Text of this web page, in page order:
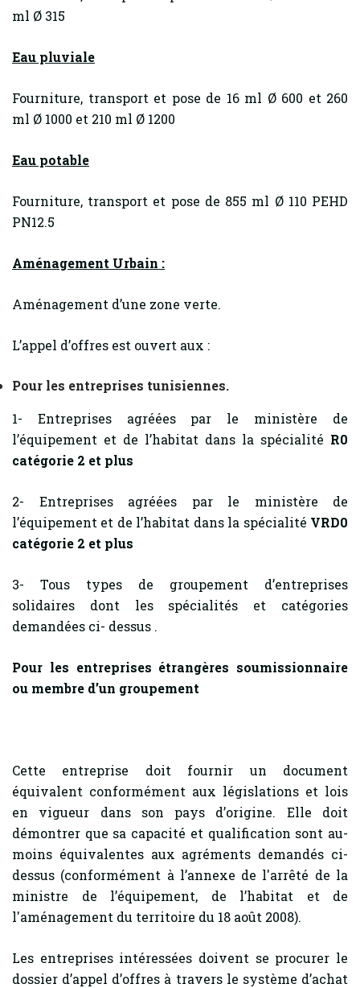
ml Ø 315
Eau pluviale
Fourniture, transport et pose de 16 ml Ø 600 et 260
ml Ø 1000 et 210 ml Ø 1200
Eau potable
Fourniture, transport et pose de 855 ml Ø 110 PEHD
PN12.5
Aménagement Urbain :
Aménagement d’une zone verte.
L’appel d’offres est ouvert aux :
Pour les entreprises tunisiennes.
1- Entreprises agréées par le ministère de
l’équipement et de l’habitat dans la spécialité R0
catégorie 2 et plus
2- Entreprises agréées par le ministère de
l’équipement et de l’habitat dans la spécialité VRD0
catégorie 2 et plus
3- Tous types de groupement d’entreprises
solidaires dont les spécialités et catégories
demandées ci- dessus .
Pour les entreprises étrangères soumissionnaire
ou membre d’un groupement
Cette entreprise doit fournir un document
équivalent conformément aux législations et lois
en vigueur dans son pays d’origine. Elle doit
démontrer que sa capacité et qualification sont au-
moins équivalentes aux agréments demandés ci-
dessus (conformément à l’annexe de l'arrêté de la
ministre de l’équipement, de l’habitat et de
l'aménagement du territoire du 18 août 2008).
Les entreprises intéressées doivent se procurer le
dossier d’appel d’offres à travers le système d’achat